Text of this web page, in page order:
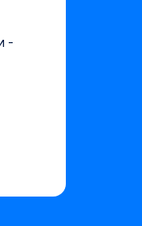
-